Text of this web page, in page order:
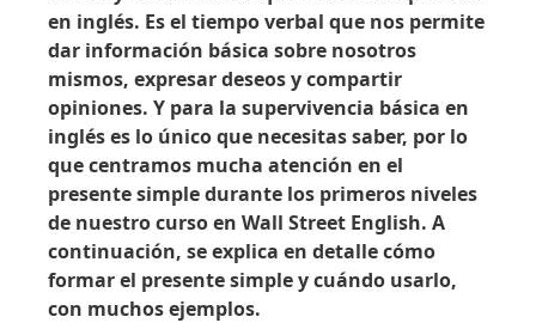
en inglés. Es el tiempo verbal que nos permite
dar información básica sobre nosotros
mismos, expresar deseos y compartir
opiniones. Y para la supervivencia básica en
inglés es lo único que necesitas saber, por lo
que centramos mucha atención en el
presente simple durante los primeros niveles
de nuestro curso en Wall Street English. A
continuación, se explica en detalle cómo
formar el presente simple y cuándo usarlo,
con muchos ejemplos.